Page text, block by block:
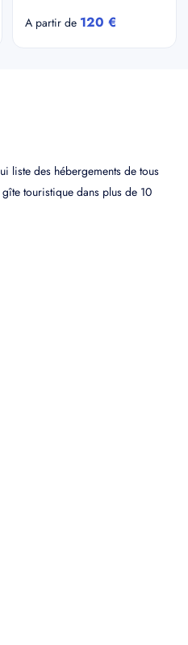
A partir de 120 €
liste des hébergements de tous
touristique dans plus de 10